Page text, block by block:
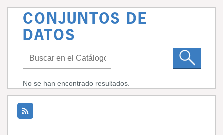
CONJUNTOS DE
DATOS
No se han encontrado resultados.